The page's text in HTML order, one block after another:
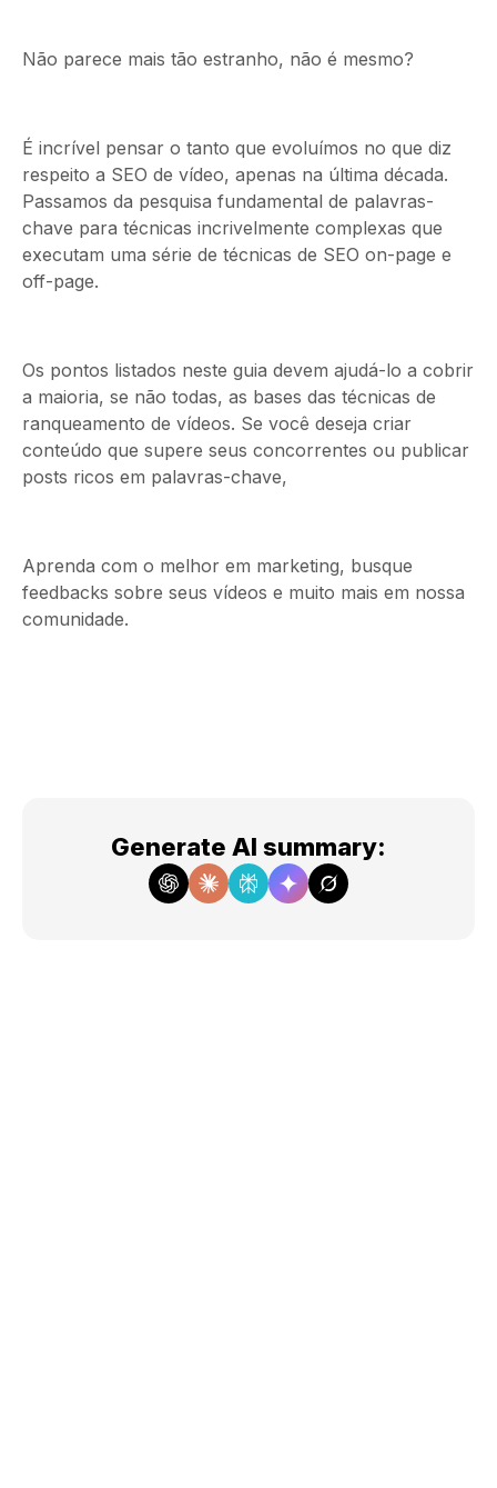
Não parece mais tão estranho, não é mesmo?
É incrível pensar o tanto que evoluímos no que diz
respeito a SEO de vídeo, apenas na última década.
Passamos da pesquisa fundamental de palavras-
chave para técnicas incrivelmente complexas que
executam uma série de técnicas de SEO on-page e
off-page.
Os pontos listados neste guia devem ajudá-lo a cobrir
a maioria, se não todas, as bases das técnicas de
ranqueamento de vídeos. Se você deseja criar
conteúdo que supere seus concorrentes ou publicar
posts ricos em palavras-chave,
Aprenda com o melhor em marketing, busque
feedbacks sobre seus vídeos e muito mais em nossa
comunidade.
Generate AI summary: